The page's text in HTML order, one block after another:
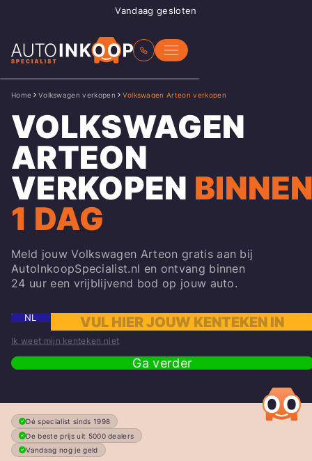
Vandaag gesloten
Home Volkswagen verkopen Volkswagen Arteon verkopen
VOLKSWAGEN
ARTEON
VERKOPEN
1 DAG
Meld jouw Volkswagen Arteon gratis aan bij
AutoInkoopSpecialist.nl en ontvang binnen
24 uur een vrijblijvend bod op jouw auto.
NL
Ik weet mijn kenteken niet
Ga verder
Dé specialist sinds 1998
De beste prijs uit 5000 dealers
Vandaag nog je geld